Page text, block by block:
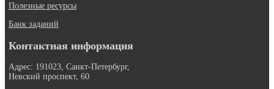
Полезные ресурсы
Банк заданий
Контактная информация
Адрес: 191023, Санкт-Петербург,
Невский проспект, 60